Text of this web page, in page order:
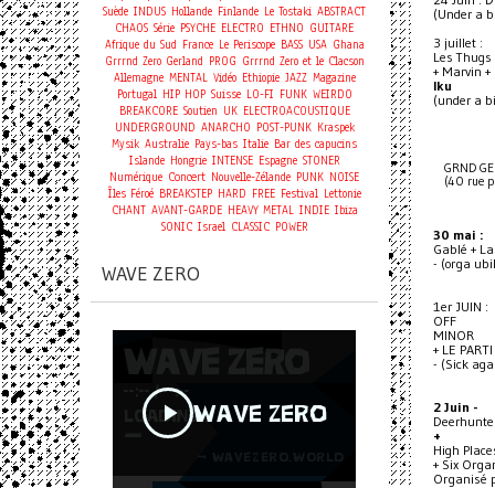
(Under a
3 juillet :
Les Thugs
+ Marvin +
Iku
(under a
GRND
(40 rue
30 mai :
Gablé +
- (orga
1er JUIN :
OFF
MINOR
+ LE
- (Sick
2 Juin -
+
High
+ Six
Organisé
Suède INDUS Hollande Finlande Le Tostaki ABSTRACT
CHAOS Série PSYCHE ELECTRO ETHNO GUITARE
Afrique du Sud France Le Periscope BASS USA Ghana
Grrrnd Zero Gerland PROG Grrrnd Zero et le Clacson
Allemagne MENTAL Vidéo Ethiopie JAZZ Magazine
Portugal HIP HOP Suisse LO-FI FUNK WEIRDO
BREAKCORE Soutien UK ELECTROACOUSTIQUE
UNDERGROUND ANARCHO POST-PUNK Kraspek
Mysik Australie Pays-bas Italie Bar des capucins
Islande Hongrie INTENSE Espagne STONER
Numérique Concert Nouvelle-Zélande PUNK NOISE
Îles Féroé BREAKSTEP HARD FREE Festival Lettonie
CHANT AVANT-GARDE HEAVY METAL INDIE Ibiza
SONIC Israel CLASSIC POWER
WAVE ZERO